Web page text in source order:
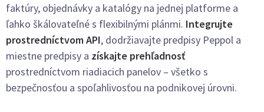
faktúry, objednávky a katalógy na jednej platforme a
ľahko škálovateľné s flexibilnými plánmi. Integrujte
prostredníctvom API, dodržiavajte predpisy Peppol a
miestne predpisy a získajte prehľadnosť
prostredníctvom riadiacich panelov – všetko s
bezpečnosťou a spoľahlivosťou na podnikovej úrovni.